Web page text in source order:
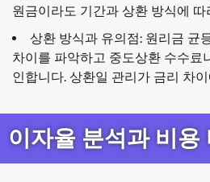
원금이라도 기간과 상환 방식에
상환 방식과 유의점: 원리금 균
차이를 파악하고 중도상환 수수료
인합니다. 상환일 관리가 금리 차
이자율 분석과 비용